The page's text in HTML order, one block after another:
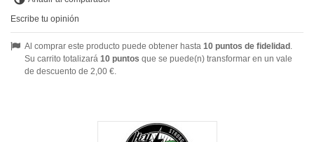
Escribe tu opinión
Al comprar este producto puede obtener hasta 10 puntos de fidelidad .
Su carrito totalizará 10 puntos que se puede(n) transformar en un vale
de descuento de 2,00 €.